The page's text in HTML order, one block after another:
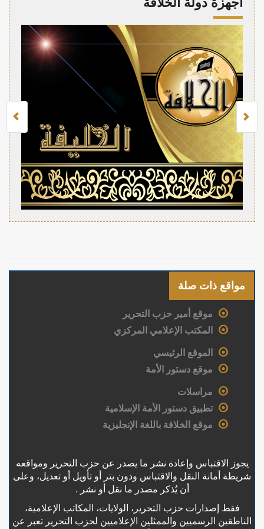
مواقع ذات صلة
موقع أمير حزب التحرير
المكتب الإعلامي المركزي
الموقع الرئيسي
موقع دستور الأمة
مراسلات
تطبيق دستور الأمة الإسلامية
موقع الخلافة باللغة الإنجليزية
يجوز الاقتباس وإعادة نشر ما يصدر عن حزب التحرير ومواقعه
شريطة أمانة النقل والاقتباس ودون بتر أو تأويل أو تعديل، وعلى
أن يُذكر مصدر ما نقل أو نشر .
فقط إصدارات حزب التحرير، الولايات، المكاتب الإعلامية،
الناطقين الرسميين والممثلين الإعلاميين لحزب التحرير تعبر عن